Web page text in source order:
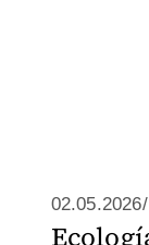
02.05.2026/